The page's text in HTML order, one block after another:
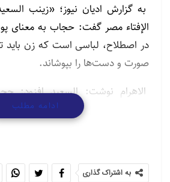
به گزارش ادیان نیوز؛ «زینب
الإفتاء مصر گفت: حجاب به
در اصطلاح، لباسی است که زن باید
صورت و دست‌ها را بپوشاند.
الاهرام نوشت: السعید افزود:
نیست، بلکه جوهری دارد که شامل
است و زن پس از رسیدن به سن بلوغ
گناه دارد.
ادامه مطلب
به اشتراک گذاری